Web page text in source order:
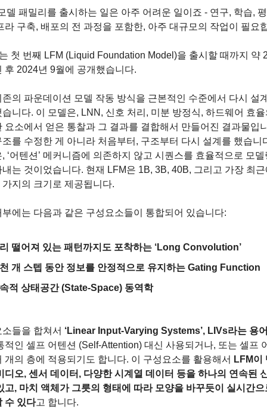
델 패밀리를 출시하는 일은 아주 어려운 일이죠 - 연구, 학습,
라 구축, 배포의 전 과정을 포함한, 아주 대규모의 작업이 필요
첫 번째 LFM (Liquid Foundation Model)을 출시할 때까지 약
후 2024년 9월에 공개했습니다.
의 파운데이션 모델 작동 방식을 근본적인 수준에서 다시 설
니다. 이 모델은, LNN, 신호 처리, 미분 방정식, 하드웨어 효
요소에서 얻은 통찰과 그 결과를 결합해서 만들어진 결과물입
를 수정한 게 아니라 처음부터, 구조부터 다시 설계를 했습니
‘어텐션’ 메커니즘에 의존하지 않고 시퀀스를 효율적으로 모
는 것이었습니다. 현재 LFM은 1B, 3B, 40B, 그리고 가장 최
가지의 크기로 제공됩니다.
에는 다음과 같은 구성요소들이 통합되어 있습니다:
떨어져 있는 패턴까지도 포착하는 ‘Long Convolution’
개 스텝 동안 정보를 안정적으로 유지하는 Gating Function
적 상태공간 (State-Space) 동역학
들을 합쳐서 ‘Linear Input-Varying Systems’, LIVs라는 용
적인 셀프 어텐션 (Self-Attention) 대신 사용되거나, 또는 셀프
개의 층에 적용되기도 합니다. 이 구성요소를 활용해서 LFM이
디오, 센서 데이터, 다양한 시계열 데이터 등을 하나의 연속된
고, 마치 액체가 그릇의 형태에 따라 모양을 바꾸듯이 실시간
수 있다고 합니다.